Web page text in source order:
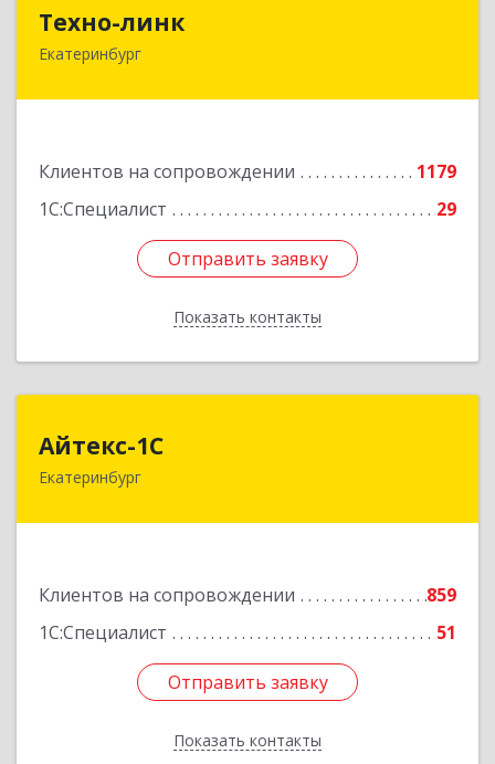
Техно-линк
Екатеринбург
Клиентов на сопровождении
1179
1С:Специалист
29
Отправить заявку
Показать контакты
620000, Свердловская обл, Екатеринбург г,
Отправить заявку
Назад
Айтекс-1С
Екатеринбург
Клиентов на сопровождении
859
1С:Специалист
51
Отправить заявку
Показать контакты
620041, Свердловская обл, Екатеринбург г,
Отправить заявку
Назад